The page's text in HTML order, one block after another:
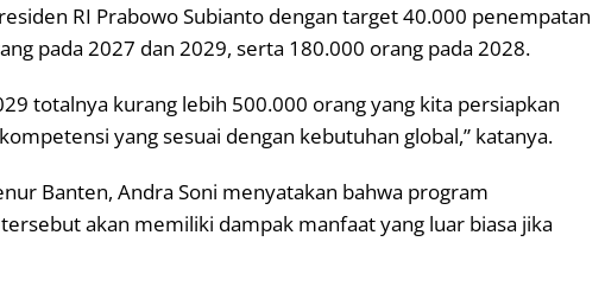
RI Prabowo Subianto dengan target 40.000 penempatan
pada 2027 dan 2029, serta 180.000 orang pada 2028.
totalnya kurang lebih 500.000 orang yang kita persiapkan
yang sesuai dengan kebutuhan global,” katanya.
Banten, Andra Soni menyatakan bahwa program
akan memiliki dampak manfaat yang luar biasa jika